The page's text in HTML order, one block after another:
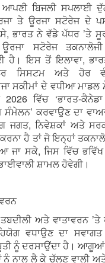
ਆਪਣੀ ਬਿਜਲੀ ਸਪਲਾਈ
ਤੇ ਊਰਜਾ ਸਟੋਰੇਜ ਦੇ
ਭਾਰਤ ਨੇ ਵੱਡੇ ਪੱਧਰ ’ਤੇ
ਸਟੋਰੇਜ
ਹੈ। ਇਸ ਤੋਂ ਇਲਾਵਾ,
ਸਿਸਟਮ ਅਤੇ ਹੋਰ
ਸਕੀਮਾਂ ਦੇ ਵਧੀਆ
ਵਿੱਚ ‘ਭਾਰਤ-
ਕਰਵਾਉਣ ਦਾ
ਜਗਤ, ਨਿਵੇਸ਼ਕਾਂ ਅਤੇ
ਹੈ ਤਾਂ ਜੋ ਇਨ੍ਹਾਂ
ਜਾ ਸਕੇ, ਜਿਸ ਵਿੱਚ ਭਵਿੱਖ
ਸ਼ਾਮਲ ਹੋਵੇਗੀ।
ਅਤੇ ਵਾਤਾਵਰਨ
ਵਧਾਉਣ ਦਾ
ਨੂੰ ਦਰਸਾਉਂਦਾ ਹੈ।
ਨਾਲ ਲੈ ਕੇ ਚੱਲਣ ਵਾਲੀ ਅਤੇ